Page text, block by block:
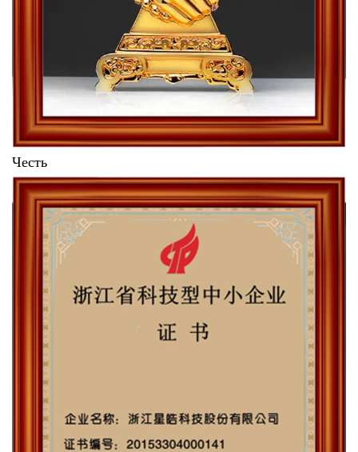
Честь